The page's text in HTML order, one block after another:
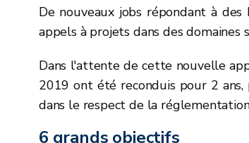
De nouveaux jobs répondant à
appels à projets dans des domaines
Dans l'attente de cette nouvelle
2019 ont été reconduis pour 2
dans le respect de la
6 grands objectifs